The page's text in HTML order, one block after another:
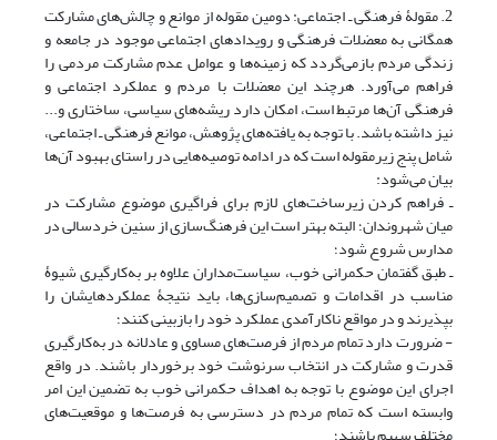
2. مقولۀ فرهنگی ـ اجتماعی: دومین مقوله از موانع و چالش‌های مشارکت
همگانی به معضلات فرهنگی و رویدادهای اجتماعی موجود در جامعه و
زندگی مردم بازمی‌گردد که زمینه‌ها و عوامل عدم مشارکت مردمی را
فراهم می‌آورد. هرچند این معضلات با مردم و عملکرد اجتماعی و
فرهنگی آن‌ها مرتبط است، امکان دارد ریشه‌های سیاسی، ساختاری و...
نیز داشته باشد. با توجه به یافته‌های پژوهش، موانع فرهنگی ـ اجتماعی،
شامل پنج زیرمقوله است که در ادامه توصیه‌هایی در راستای بهبود آن‌ها
بیان می‌شود:
ـ فراهم کردن زیرساخت‌های لازم برای فراگیری موضوع مشارکت در
میان شهروندان؛ البته بهتر است این فرهنگ‌سازی از سنین خردسالی در
مدارس شروع شود؛
ـ طبق گفتمان حکمرانی خوب، سیاست‌مداران علاوه بر به‌کارگیری شیوۀ
مناسب در اقدامات و تصمیم‌سازی‌ها، باید نتیجۀ عملکردهایشان را
بپذیرند و در مواقع ناکارآمدی عملکرد خود را بازبینی کنند؛
- ضرورت دارد تمام مردم از فرصت‌های مساوی و عادلانه در به‌کارگیری
قدرت و مشارکت در انتخاب سرنوشت خود برخوردار باشند. در واقع
اجرای این موضوع با توجه به اهداف حکمرانی خوب به تضمین این امر
وابسته است که تمام مردم در دسترسی به فرصت‌ها و موقعیت‌های